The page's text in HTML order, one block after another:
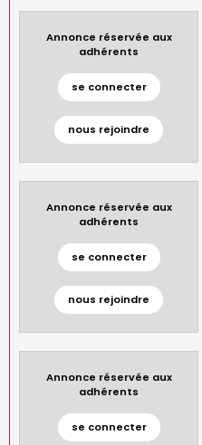
Annonce réservée aux
adhérents
se connecter
nous rejoindre
Annonce réservée aux
adhérents
se connecter
nous rejoindre
Annonce réservée aux
adhérents
se connecter